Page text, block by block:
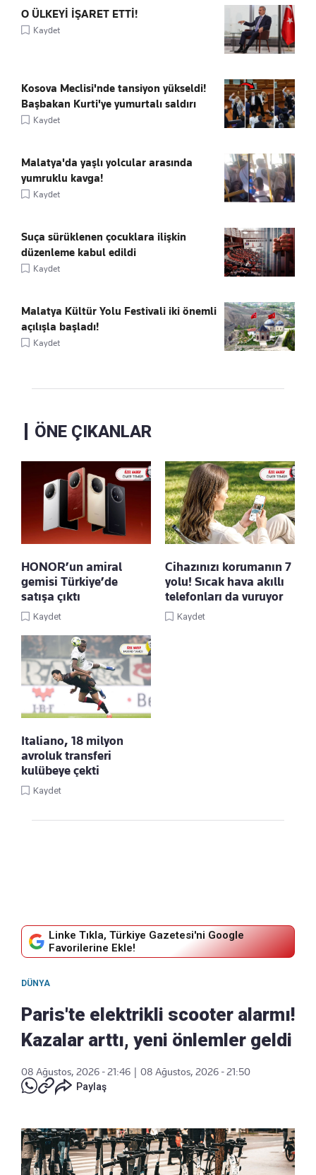
O ÜLKEYİ İŞARET ETTİ!
Kaydet
Kosova Meclisi'nde tansiyon yükseldi!
Başbakan Kurti'ye yumurtalı saldırı
Kaydet
Malatya'da yaşlı yolcular arasında
yumruklu kavga!
Kaydet
Suça sürüklenen çocuklara ilişkin
düzenleme kabul edildi
Kaydet
Malatya Kültür Yolu Festivali iki önemli
açılışla başladı!
Kaydet
ÖNE ÇIKANLAR
HONOR’un amiral
gemisi Türkiye’de
satışa çıktı
Kaydet
Cihazınızı korumanın 7
yolu! Sıcak hava akıllı
telefonları da vuruyor
Kaydet
Italiano, 18 milyon
avroluk transferi
kulübeye çekti
Kaydet
Linke Tıkla, Türkiye Gazetesi'ni Google
Favorilerine Ekle!
DÜNYA
Paris'te elektrikli scooter alarmı!
Kazalar arttı, yeni önlemler geldi
08 Ağustos, 2026 - 21:46
08 Ağustos, 2026 - 21:50
Paylaş